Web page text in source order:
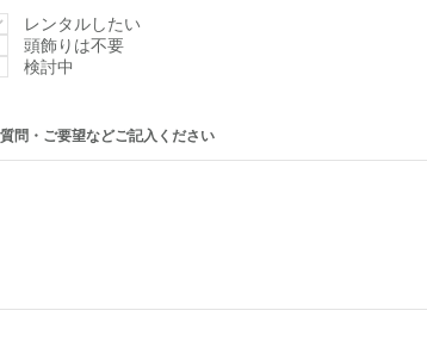
項
目
レンタルしたい
頭飾りは不要
検討中
問・ご要望などご記入ください